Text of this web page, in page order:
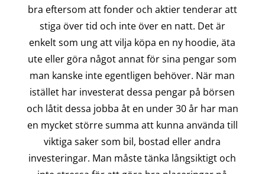
bra eftersom att fonder och aktier tenderar att
stiga över tid och inte över en natt. Det är
enkelt som ung att vilja köpa en ny hoodie, äta
ute eller göra något annat för sina pengar som
man kanske inte egentligen behöver. När man
istället har investerat dessa pengar på börsen
och låtit dessa jobba åt en under 30 år har man
en mycket större summa att kunna använda till
viktiga saker som bil, bostad eller andra
investeringar. Man måste tänka långsiktigt och